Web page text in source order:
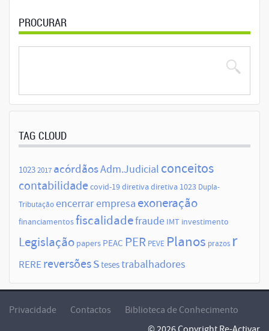
PROCURAR
TAG CLOUD
10232017 acórdãosAdm.Judicial conceitos
contabilidade covid-19diretiva diretiva 1023 Dupla-
Tributaçãoencerrar empresa exoneração
financiamentosfiscalidadefraude IMT investimento
Legislação papers PEAC PER PEVE Planos prazos r
RERE reversõesstesestrabalhadores
Privacidade Contactos
Biblioteca de Conhecimento